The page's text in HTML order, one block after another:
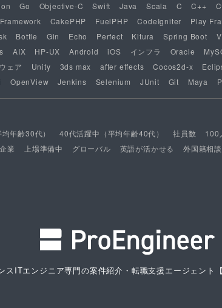
Go Objective-C Swift Java Scala C C++
CakePHP FuelPHP CodeIgniter Play
Bottle Gin Echo Perfect Kitura Spring Boot
AIX HP-UX Android iOS インフラ Oracle
ェア Unity 3ds max after effects Cocos2d-x
OpenView Jenkins Selenium JUnit Git Maya
年齢30代） 40代活躍中（平均年齢40代） 社員数 100
業 上場準備中 グローバル 英語が活かせる 外国籍相
スITエンジニア専門の案件紹介・転職支援エージェント